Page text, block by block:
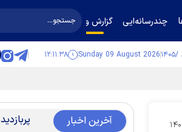
چندرسانه‌ایی گزارش و گفت‌وگو
Sunday 09 August 2026 ۱۲:۱۱:۳۹
۲۳ آخرین اخبار پربازدید